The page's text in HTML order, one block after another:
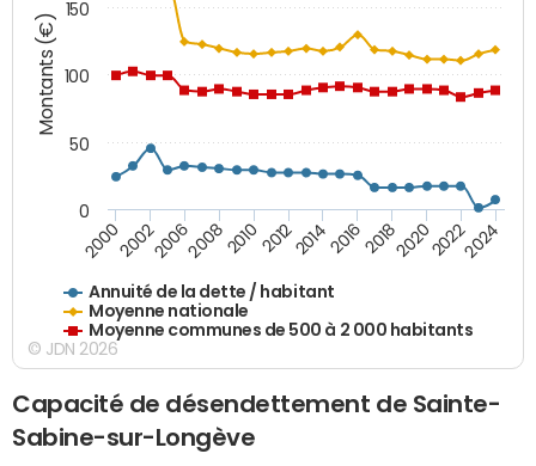
Montants (€)
Annuité de la dette / habitant
Moyenne nationale
Moyenne communes de 500 à 2 000 habitants
200020022006200820102012201420162018202020222024
0
50
100
150
© JDN 2026
Capacité de désendettement de Sainte-
Sabine-sur-Longève